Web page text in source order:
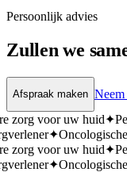
Persoonlijk advies
Zullen we
Afspraak maken
zorg voor uw huid✦
✦
zorg voor uw huid✦
✦